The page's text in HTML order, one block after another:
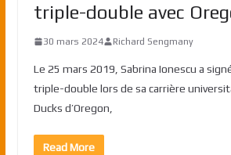
triple-double avec
30 mars 2024 Richard Sengmany
Le 25 mars 2019, Sabrina Ionescu a
triple-double lors de sa carrière
Ducks d’Oregon,
Read More